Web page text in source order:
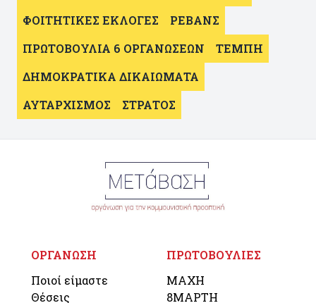
ΦΟΙΤΗΤΙΚΕΣ ΕΚΛΟΓΕΣ
ΡΕΒΑΝΣ
ΠΡΩΤΟΒΟΥΛΙΑ 6 ΟΡΓΑΝΩΣΕΩΝ
ΤΕΜΠΗ
ΔΗΜΟΚΡΑΤΙΚΑ ΔΙΚΑΙΩΜΑΤΑ
ΑΥΤΑΡΧΙΣΜΟΣ
ΣΤΡΑΤΟΣ
ΟΡΓΑΝΩΣΗ
Ποιοί είμαστε
Θέσεις
ΠΡΩΤΟΒΟΥΛΙΕΣ
ΜΑΧΗ
8ΜΑΡΤΗ